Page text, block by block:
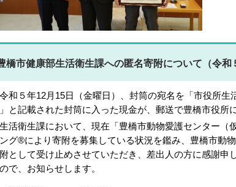
橋市健康部生活衛生課への匿名寄附について（令和
５年12月15日（金曜日）、封筒の宛名を「市役所生
と記載された封筒に入った現金が、郵送で豊橋市役所
衛生課において、現在「豊橋市動物愛護センター（
グ®により寄附を募集している状況を鑑み、豊橋市動
として受け止めさせていただき、差出人の方に感謝申
で、お知らせします。